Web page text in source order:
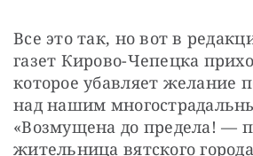
Все это так, но вот в
газет Кирово-Чепецка
которое убавляет желание
над нашим
«Возмущена до предела! —
жительница вятского